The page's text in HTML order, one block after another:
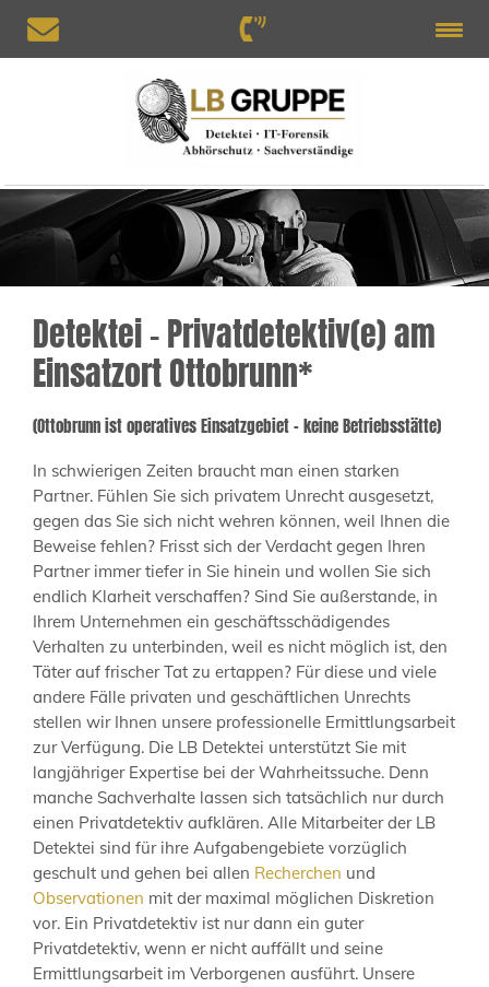
Detektei – Privatdetektiv(e) am
Einsatzort Ottobrunn*
(Ottobrunn ist operatives Einsatzgebiet – keine Betriebsstätte)
In schwierigen Zeiten braucht man einen starken
Partner. Fühlen Sie sich privatem Unrecht ausgesetzt,
gegen das Sie sich nicht wehren können, weil Ihnen die
Beweise fehlen? Frisst sich der Verdacht gegen Ihren
Partner immer tiefer in Sie hinein und wollen Sie sich
endlich Klarheit verschaffen? Sind Sie außerstande, in
Ihrem Unternehmen ein geschäftsschädigendes
Verhalten zu unterbinden, weil es nicht möglich ist, den
Täter auf frischer Tat zu ertappen? Für diese und viele
andere Fälle privaten und geschäftlichen Unrechts
stellen wir Ihnen unsere professionelle Ermittlungsarbeit
zur Verfügung. Die LB Detektei unterstützt Sie mit
langjähriger Expertise bei der Wahrheitssuche. Denn
manche Sachverhalte lassen sich tatsächlich nur durch
einen Privatdetektiv aufklären. Alle Mitarbeiter der LB
Detektei sind für ihre Aufgabengebiete vorzüglich
geschult und gehen bei allen Recherchen und
Observationen mit der maximal möglichen Diskretion
vor. Ein Privatdetektiv ist nur dann ein guter
Privatdetektiv, wenn er nicht auffällt und seine
Ermittlungsarbeit im Verborgenen ausführt. Unsere